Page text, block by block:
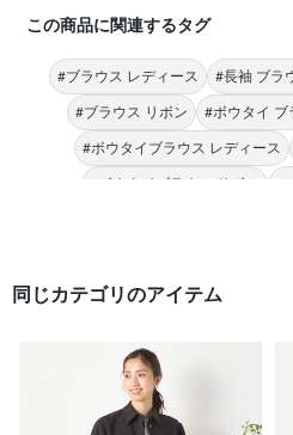
この商品に関連するタグ
#ブラウス レディース #長袖 ブラ
#ブラウス リボン #ボウタイ ブ
#ボウタイブラウス レディース
#ボウタイブラウス リボン
#
同じカテゴリのアイテム